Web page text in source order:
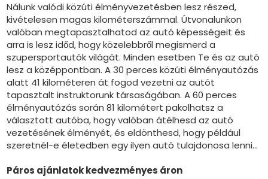
Nálunk valódi közúti élményvezetésben lesz részed,
kivételesen magas kilométerszámmal. Útvonalunkon
valóban megtapasztalhatod az autó képességeit és
arra is lesz időd, hogy közelebbről megismerd a
szupersportautók világát. Minden esetben Te és az autó
lesz a középpontban. A 30 perces közúti élményautózás
alatt 41 kilométeren át fogod vezetni az autót
tapasztalt instruktorunk társaságában. A 60 perces
élményautózás során 81 kilométert pakolhatsz a
választott autóba, hogy valóban átélhesd az autó
vezetésének élményét, és eldönthesd, hogy például
szeretnél-e életedben egy ilyen autó tulajdonosa lenni...
Páros ajánlatok kedvezményes áron